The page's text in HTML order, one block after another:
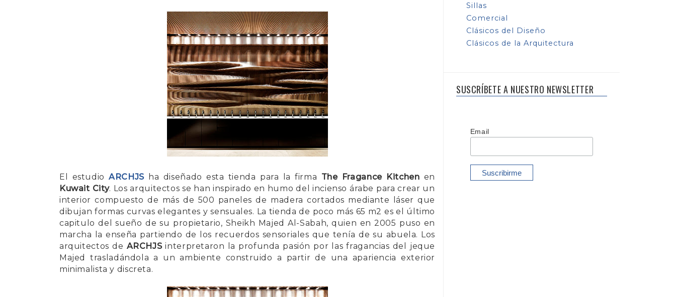
El estudioARCHJS ha diseñado esta tienda para la firma The Fragance Kitchen en
Kuwait City. Los arquitectos se han inspirado en humo del incienso árabe para crear un
interior compuesto de más de 500 paneles de madera cortados mediante láser que
dibujan formas curvas elegantes y sensuales. La tienda de poco más 65 m2 es el último
capitulo del sueño de su propietario, Sheikh Majed Al-Sabah, quien en 2005 puso en
marcha la enseña partiendo de los recuerdos sensoriales que tenía de su abuela. Los
arquitectos de ARCHJSinterpretaron la profunda pasión por las fragancias del jeque
Majed trasladándola a un ambiente construido a partir de una apariencia exterior
minimalista y discreta.
Sillas
Comercial
Clásicos del Diseño
Clásicos de la Arquitectura
SUSCRÍBETE A NUESTRO NEWSLETTER
Email